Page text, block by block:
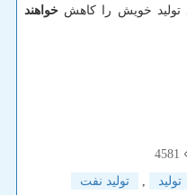
تولید خویش را كاهش خواهند
4581
تولید , تولید نفت